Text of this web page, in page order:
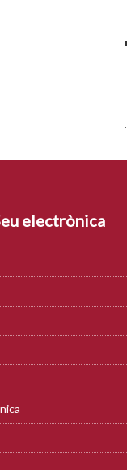
electrònica